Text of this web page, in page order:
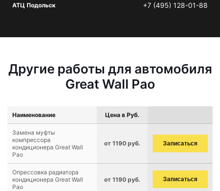
АТЦ Подольск +7 (495) 128-01-88
Другие работы для автомобиля
Great Wall Pao
Наименование Цена в Руб.
Замена муфты
компрессора
кондиционера Great Wall
Pao
от 1190 руб. Записаться
Опрессовка радиатора
кондиционера Great Wall
Pao
от 1190 руб. Записаться